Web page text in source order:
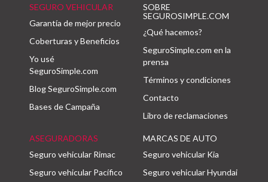
SEGURO VEHICULAR
Garantía de mejor precio
Coberturas y Beneficios
Yo usé
SeguroSimple.com
Blog SeguroSimple.com
Bases de Campaña
SOBRE
SEGUROSIMPLE.COM
¿Qué hacemos?
SeguroSimple.com en la
prensa
Términos y condiciones
Contacto
Libro de reclamaciones
ASEGURADORAS
Seguro vehicular Rimac
Seguro vehicular Pacífico
MARCAS DE AUTO
Seguro vehicular Kia
Seguro vehicular Hyundai